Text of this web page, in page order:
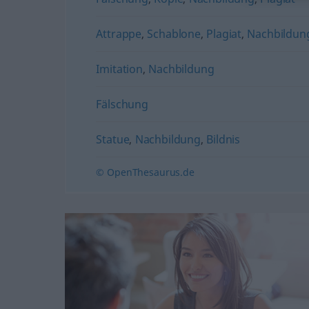
Attrappe, Schablone, Plagiat,
Imitation, Nachbildung
Fälschung
Statue, Nachbildung, Bildnis
© OpenThesaurus.de